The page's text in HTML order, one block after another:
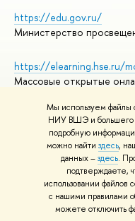
Мы используем файлы
НИУ ВШЭ и большего
подробную
можно найти здесь,
данных –здесь.
подтверждаете,
использовании
с нашими правилами
можете отключить
https://edu.gov.ru/
Министерство
https://elearning.hse.ru/
Массовые открытые
© НИУ ВШЭ 1993–2026
Условия использования
Политика
Правила применения
Карта сайта